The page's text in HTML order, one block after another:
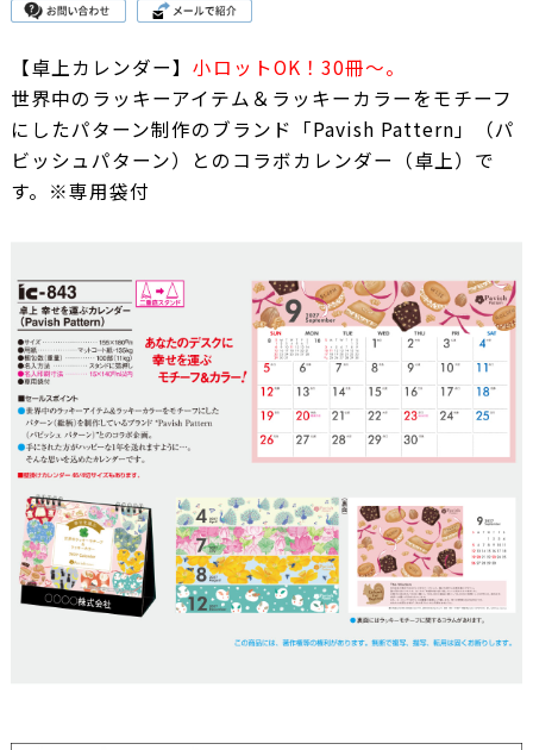
【卓上カレンダー】 小ロットOK！30冊～。
世界中のラッキーアイテム＆ラッキーカラーをモチーフ
にしたパターン制作のブランド「Pavish Pattern」（パ
ビッシュパターン）とのコラボカレンダー（卓上）で
す。※専用袋付